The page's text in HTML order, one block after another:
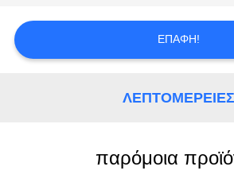
ΖΗΤΉΣΤΕ
ΈΝΑ
ΕΠΑΦΉ!
ΛΕΠΤΟΜΈΡΕΙΕΣ
παρόμοια